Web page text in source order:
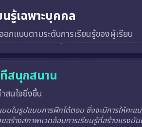
นรู้เฉพาะบุคคล
อกแบบตามระดับการเรียนรู้ของผู้เรียน
สนุกสนาน
สนใจยิ่งขึ้น
บในรูปแบบการฝึกโต้ตอบ ซึ่งจะมีการให้คะแ
สร้างสภาพแวดล้อมการเรียนรู้ที่สร้างแรงบัน